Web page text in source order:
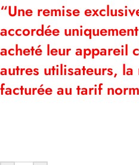
“Une remise
accordée
acheté leur appareil
autres utilisateurs,
facturée au tarif